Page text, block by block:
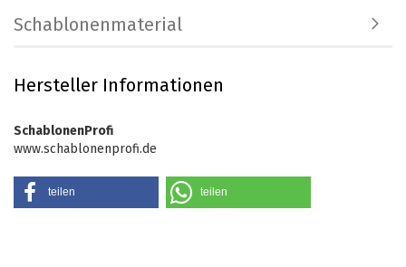
Schablonenmaterial
Hersteller Informationen
SchablonenProfi
www.schablonenprofi.de
teilen teilen